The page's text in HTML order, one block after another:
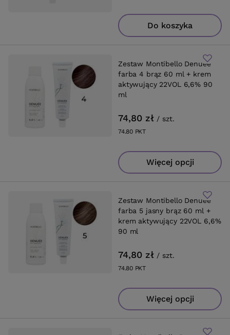
Do koszyka
Zestaw Montibello Denuee
farba 4 brąz 60 ml + krem
aktywujący 22VOL 6,6% 90
ml
74,80 zł / szt.
74.80PKTpunktów
Więcej opcji
Zestaw Montibello Denuee
farba 5 jasny brąz 60 ml +
krem aktywujący 22VOL 6,6%
90 ml
74,80 zł / szt.
74.80PKTpunktów
Więcej opcji